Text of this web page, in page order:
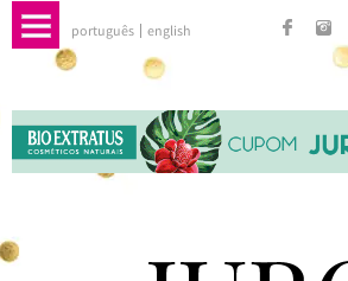
português english